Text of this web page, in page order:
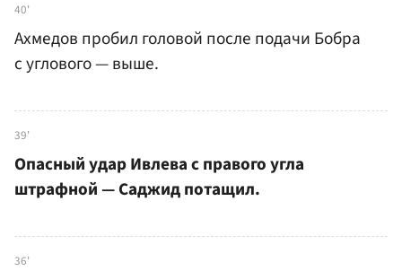
40'
Ахмедов пробил головой после подачи Бобра
с углового — выше.
39'
Опасный удар Ивлева с правого угла
штрафной — Саджид потащил.
36'